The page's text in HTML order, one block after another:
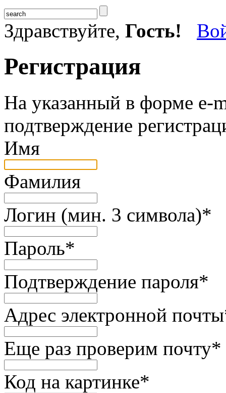
Здравствуйте, Гость!
Регистрация
На указанный в форме e-
подтверждение
Имя
Фамилия
Логин (мин. 3 символа)*
Пароль*
Подтверждение пароля*
Адрес электронной почты
Еще раз проверим почту*
Код на картинке*